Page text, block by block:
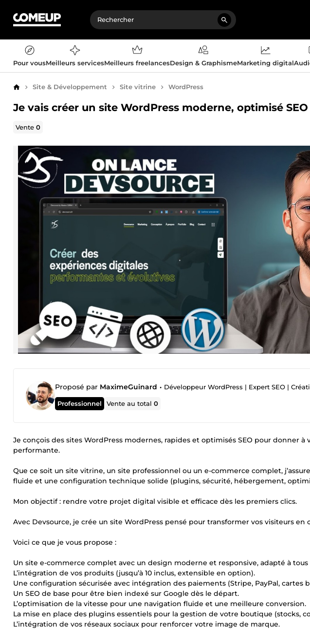
Pour vousMeilleurs servicesMeilleurs freelancesDesign & GraphismeMarketing digital
AccueilSite & Développement Site vitrine WordPress
Je vais créer un site WordPress moderne, optimisé
Vente0
Proposé par MaximeGuinard • Développeur WordPress | Expert SEO |
Professionnel Vente au total0
Je conçois des sites WordPress modernes, rapides et optimisés SEO pour donner
performante.
Que ce soit un site vitrine, un site professionnel ou un e-commerce complet,
fluide et une configuration technique solide (plugins, sécurité, hébergement,
Mon objectif : rendre votre projet digital visible et efficace dès les premiers clics.
Avec Devsource, je crée un site WordPress pensé pour transformer vos visiteurs en
Voici ce que je vous propose :
Un site e-commerce complet avec un design moderne et responsive, adapté à tous
L’intégration de vos produits (jusqu’à 10 inclus, extensible en option).
Une configuration sécurisée avec intégration des paiements (Stripe, PayPal, cartes
Un SEO de base pour être bien indexé sur Google dès le départ.
L’optimisation de la vitesse pour une navigation fluide et une meilleure conversion.
La mise en place des plugins essentiels pour la gestion de votre boutique (stocks,
L’intégration de vos réseaux sociaux pour renforcer votre image de marque.